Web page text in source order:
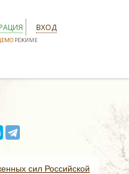
ВХОД
РЕЖИМЕ
сил Российской